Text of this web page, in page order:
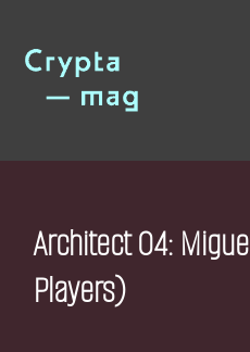
Saltar
contenido
Architect 04:
Players)